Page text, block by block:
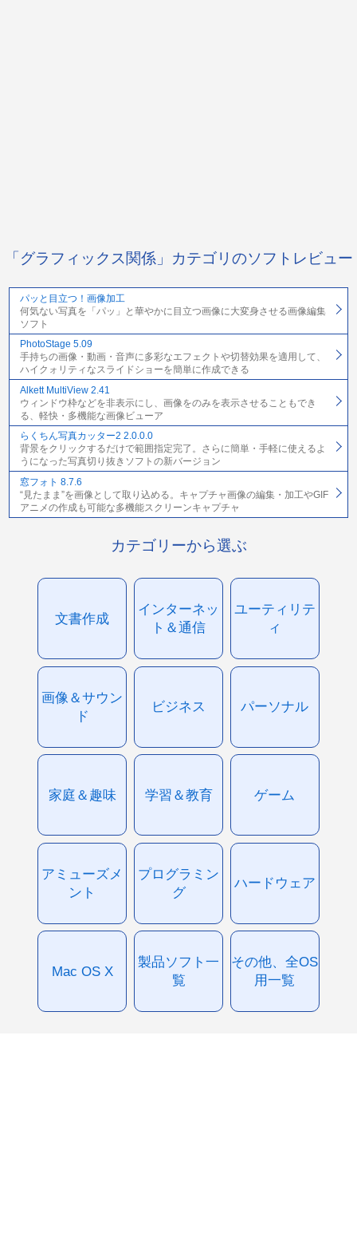
「グラフィックス関係」カテゴリのソフトレビュー
パッと目立つ！画像加工
何気ない写真を「パッ」と華やかに目立つ画像に大変身させる画像編集
ソフト
PhotoStage 5.09
手持ちの画像・動画・音声に多彩なエフェクトや切替効果を適用して、
ハイクォリティなスライドショーを簡単に作成できる
Alkett MultiView 2.41
ウィンドウ枠などを非表示にし、画像をのみを表示させることもでき
る、軽快・多機能な画像ビューア
らくちん写真カッター2 2.0.0.0
背景をクリックするだけで範囲指定完了。さらに簡単・手軽に使えるよ
うになった写真切り抜きソフトの新バージョン
窓フォト 8.7.6
“見たまま”を画像として取り込める。キャプチャ画像の編集・加工やGIF
アニメの作成も可能な多機能スクリーンキャプチャ
カテゴリーから選ぶ
文書作成
インターネッ
ト＆通信
ユーティリテ
ィ
画像＆サウン
ド
ビジネス パーソナル
家庭＆趣味 学習＆教育 ゲーム
アミューズメ
ント
プログラミン
グ
ハードウェア
Mac OS X
製品ソフト一
覧
その他、全OS
用一覧